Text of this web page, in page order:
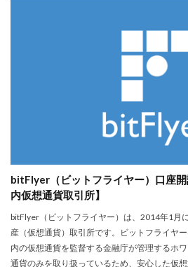
bitFlyer（ビットフライヤー）口座
内仮想通貨取引所】
bitFlyer（ビットフライヤー）は、2014年1月
産（仮想通貨）取引所です。ビットフライヤ
内の仮想通貨を監督する金融庁が管理するホ
通貨のみを取り扱っているため、安心した仮